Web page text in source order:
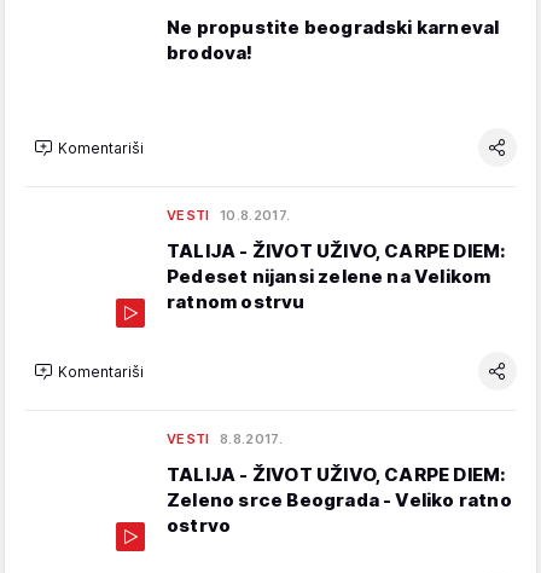
Ne propustite beogradski karneval
brodova!
Komentariši
VESTI 10.8.2017.
TALIJA - ŽIVOT UŽIVO, CARPE DIEM:
Pedeset nijansi zelene na Velikom
ratnom ostrvu
Komentariši
VESTI 8.8.2017.
TALIJA - ŽIVOT UŽIVO, CARPE DIEM:
Zeleno srce Beograda - Veliko ratno
ostrvo